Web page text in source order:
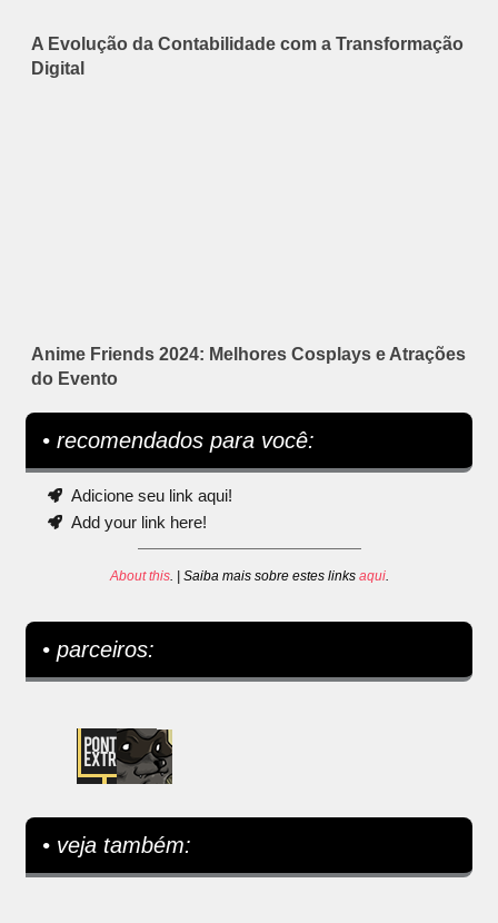
A Evolução da Contabilidade com a Transformação
Digital
Anime Friends 2024: Melhores Cosplays e Atrações
do Evento
• recomendados para você:
Adicione seu link aqui!
Add your link here!
About this. | Saiba mais sobre estes links aqui.
• parceiros:
• veja também: